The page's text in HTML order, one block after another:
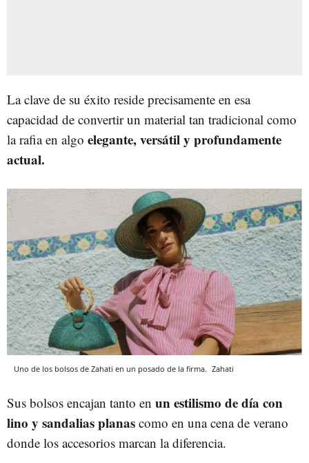
La clave de su éxito reside precisamente en esa
capacidad de convertir un material tan tradicional como
la rafia en algo elegante, versátil y profundamente
actual.
Uno de los bolsos de Zahati en un posado de la firma. Zahati
Sus bolsos encajan tanto en un estilismo de día con
lino y sandalias planas como en una cena de verano
donde los accesorios marcan la diferencia.